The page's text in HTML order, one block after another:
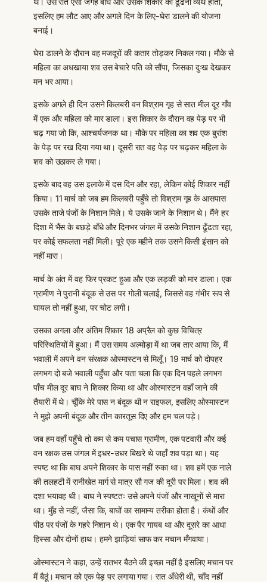
इसलिए हम लौट आए और अगले दिन के लिए-घेरा डालने की योजना
बनाई।
घेरा डालने के दौरान वह मजदूरों की कतार तोड़कर निकल गया। मौके से
महिला का अधखाया शव उस बेचारे पति को सौंपा, जिसका दुःख देखकर
मन भर आया।
इसके अगले ही दिन उसने किलबरी वन विश्राम गृह से सात मील दूर गाँव
में एक और महिला को मार डाला। इस शिकार के दौरान वह पेड़ पर भी
चढ़ गया जो कि, आश्चर्यजनक था। मौके पर महिला का शव एक बुरांश
के पेड़ पर रख दिया गया था। दूसरी रात वह पेड़ पर चढ़कर महिला के
शव को उठाकर ले गया।
इसके बाद वह उस इलाके में दस दिन और रहा, लेकिन कोई शिकार नहीं
किया। 11 मार्च को जब हम किलबरी पहुँचे तो विश्राम गृह के आसपास
उसके ताजे पंजों के निशान मिले। ये उसके जाने के निशान थे। मैंने हर
दिशा में भैंस के बछड़े बाँधे और दिनभर जंगल में उसके निशान ढूँढता रहा,
पर कोई सफलता नहीं मिली। पूरे एक महीने तक उसने किसी इंसान को
नहीं मारा।
मार्च के अंत में वह फिर प्रकट हुआ और एक लड़की को मार डाला। एक
ग्रामीण ने पुरानी बंदूक से उस पर गोली चलाई, जिससे वह गंभीर रूप से
घायल तो नहीं हुआ, पर चोट लगी।
उसका अगला और अंतिम शिकार 18 अप्रैल को कुछ विचित्र
परिस्थितियों में हुआ। मैं उस समय अल्मोड़ा में था जब तार आया कि, मैं
भवाली में अपने वन संरक्षक ओस्मास्टन से मिलूँ। 19 मार्च को दोपहर
लगभग दो बजे भवाली पहुँचा और पता चला कि एक दिन पहले लगभग
पाँच मील दूर बाघ ने शिकार किया था और ओस्मास्टन वहाँ जाने की
तैयारी में थे। चूँकि मेरे पास न बंदूक थी न राइफल, इसलिए ओस्मास्टन
ने मुझे अपनी बंदूक और तीन कारतूस दिए और हम चल पड़े।
जब हम वहाँ पहुँचे तो कम से कम पचास ग्रामीण, एक पटवारी और कई
वन रक्षक उस जंगल में इधर-उधर बिखरे थे जहाँ शव पड़ा था। यह
स्पष्ट था कि बाघ अपने शिकार के पास नहीं रुका था। शव हमें एक नाले
की तलहटी में रानीखेत मार्ग से मात्र सौ गज की दूरी पर मिला। शव की
दशा भयावह थी। बाघ ने स्पष्टतः उसे अपने पंजों और नाखूनों से मारा
था। मुँह से नहीं, जैसा कि, बाघों का सामान्य तरीका होता है। कंधों और
पीठ पर पंजों के गहरे निशान थे। एक पैर गायब था और दूसरे का आधा
हिस्सा और दोनों हाथ। हमने झाड़ियां साफ कर मचान मँगवाया।
ओस्मास्टन ने कहा, उन्हें रातभर बैठने की इच्छा नहीं है इसलिए मचान पर
मैं बैठूं। मचान को एक पेड़ पर लगाया गया। रात अँधेरी थी, चाँद नहीं